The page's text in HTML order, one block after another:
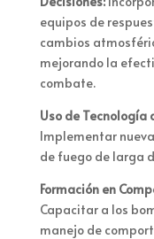
equipos de
cambios
mejorando la
combate.
Uso de Tecnología
Implementar
de fuego de larga
Formación en
Capacitar a los
manejo de